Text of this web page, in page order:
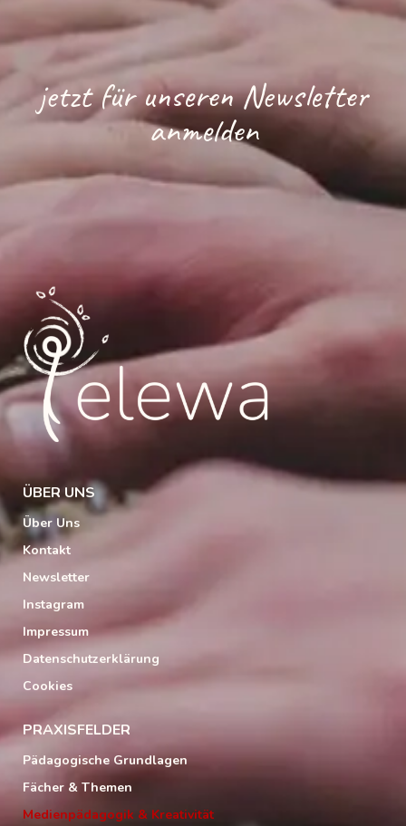
jetzt für unseren Newsletter
anmelden
ÜBER UNS
Über Uns
Kontakt
Newsletter
Instagram
Impressum
Datenschutzerklärung
Cookies
PRAXISFELDER
Pädagogische Grundlagen
Fächer & Themen
Medienpädagogik & Kreativität